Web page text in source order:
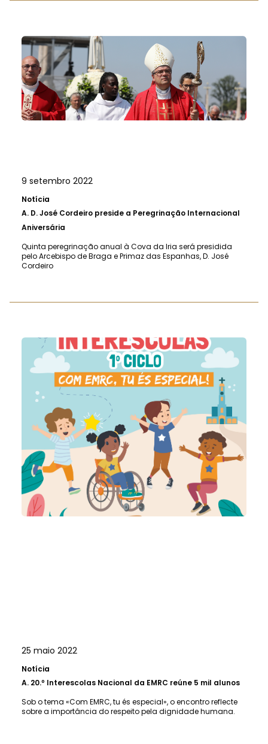
9 setembro 2022
Notícia
A. D. José Cordeiro preside a Peregrinação Internacional
Aniversária
Quinta peregrinação anual à Cova da Iria será presidida
pelo Arcebispo de Braga e Primaz das Espanhas, D. José
Cordeiro
25 maio 2022
Notícia
A. 20.º Interescolas Nacional da EMRC reúne 5 mil alunos
Sob o tema «Com EMRC, tu és especial», o encontro reflecte
sobre a importância do respeito pela dignidade humana.